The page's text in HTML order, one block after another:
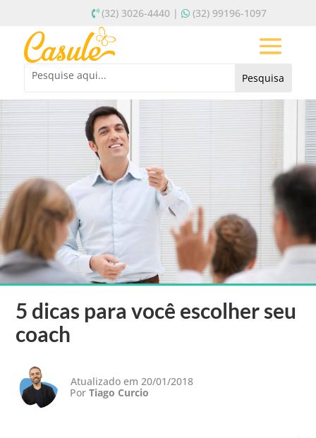
(32) 3026-4440 | (32) 99196-1097
5 dicas para você escolher seu
coach
Atualizado em 20/01/2018
PorTiago Curcio